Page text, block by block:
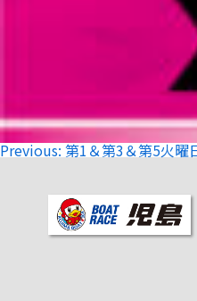
投
稿
Previous:第1＆第3＆第5火曜